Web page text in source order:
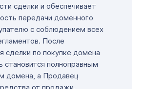
сделки и обеспечивает
передачи доменного
с соблюдением всех
После
сделки по покупке домена
становится полноправным
домена, а Продавец